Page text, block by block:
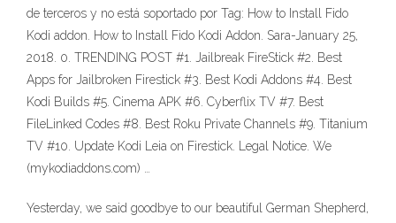
de terceros y no está soportado por Tag: How to Install Fido
Kodi addon. How to Install Fido Kodi Addon. Sara-January 25,
2018. 0. TRENDING POST #1. Jailbreak FireStick #2. Best
Apps for Jailbroken Firestick #3. Best Kodi Addons #4. Best
Kodi Builds #5. Cinema APK #6. Cyberflix TV #7. Best
FileLinked Codes #8. Best Roku Private Channels #9. Titanium
TV #10. Update Kodi Leia on Firestick. Legal Notice. We
(mykodiaddons.com) …
Yesterday, we said goodbye to our beautiful German Shepherd,